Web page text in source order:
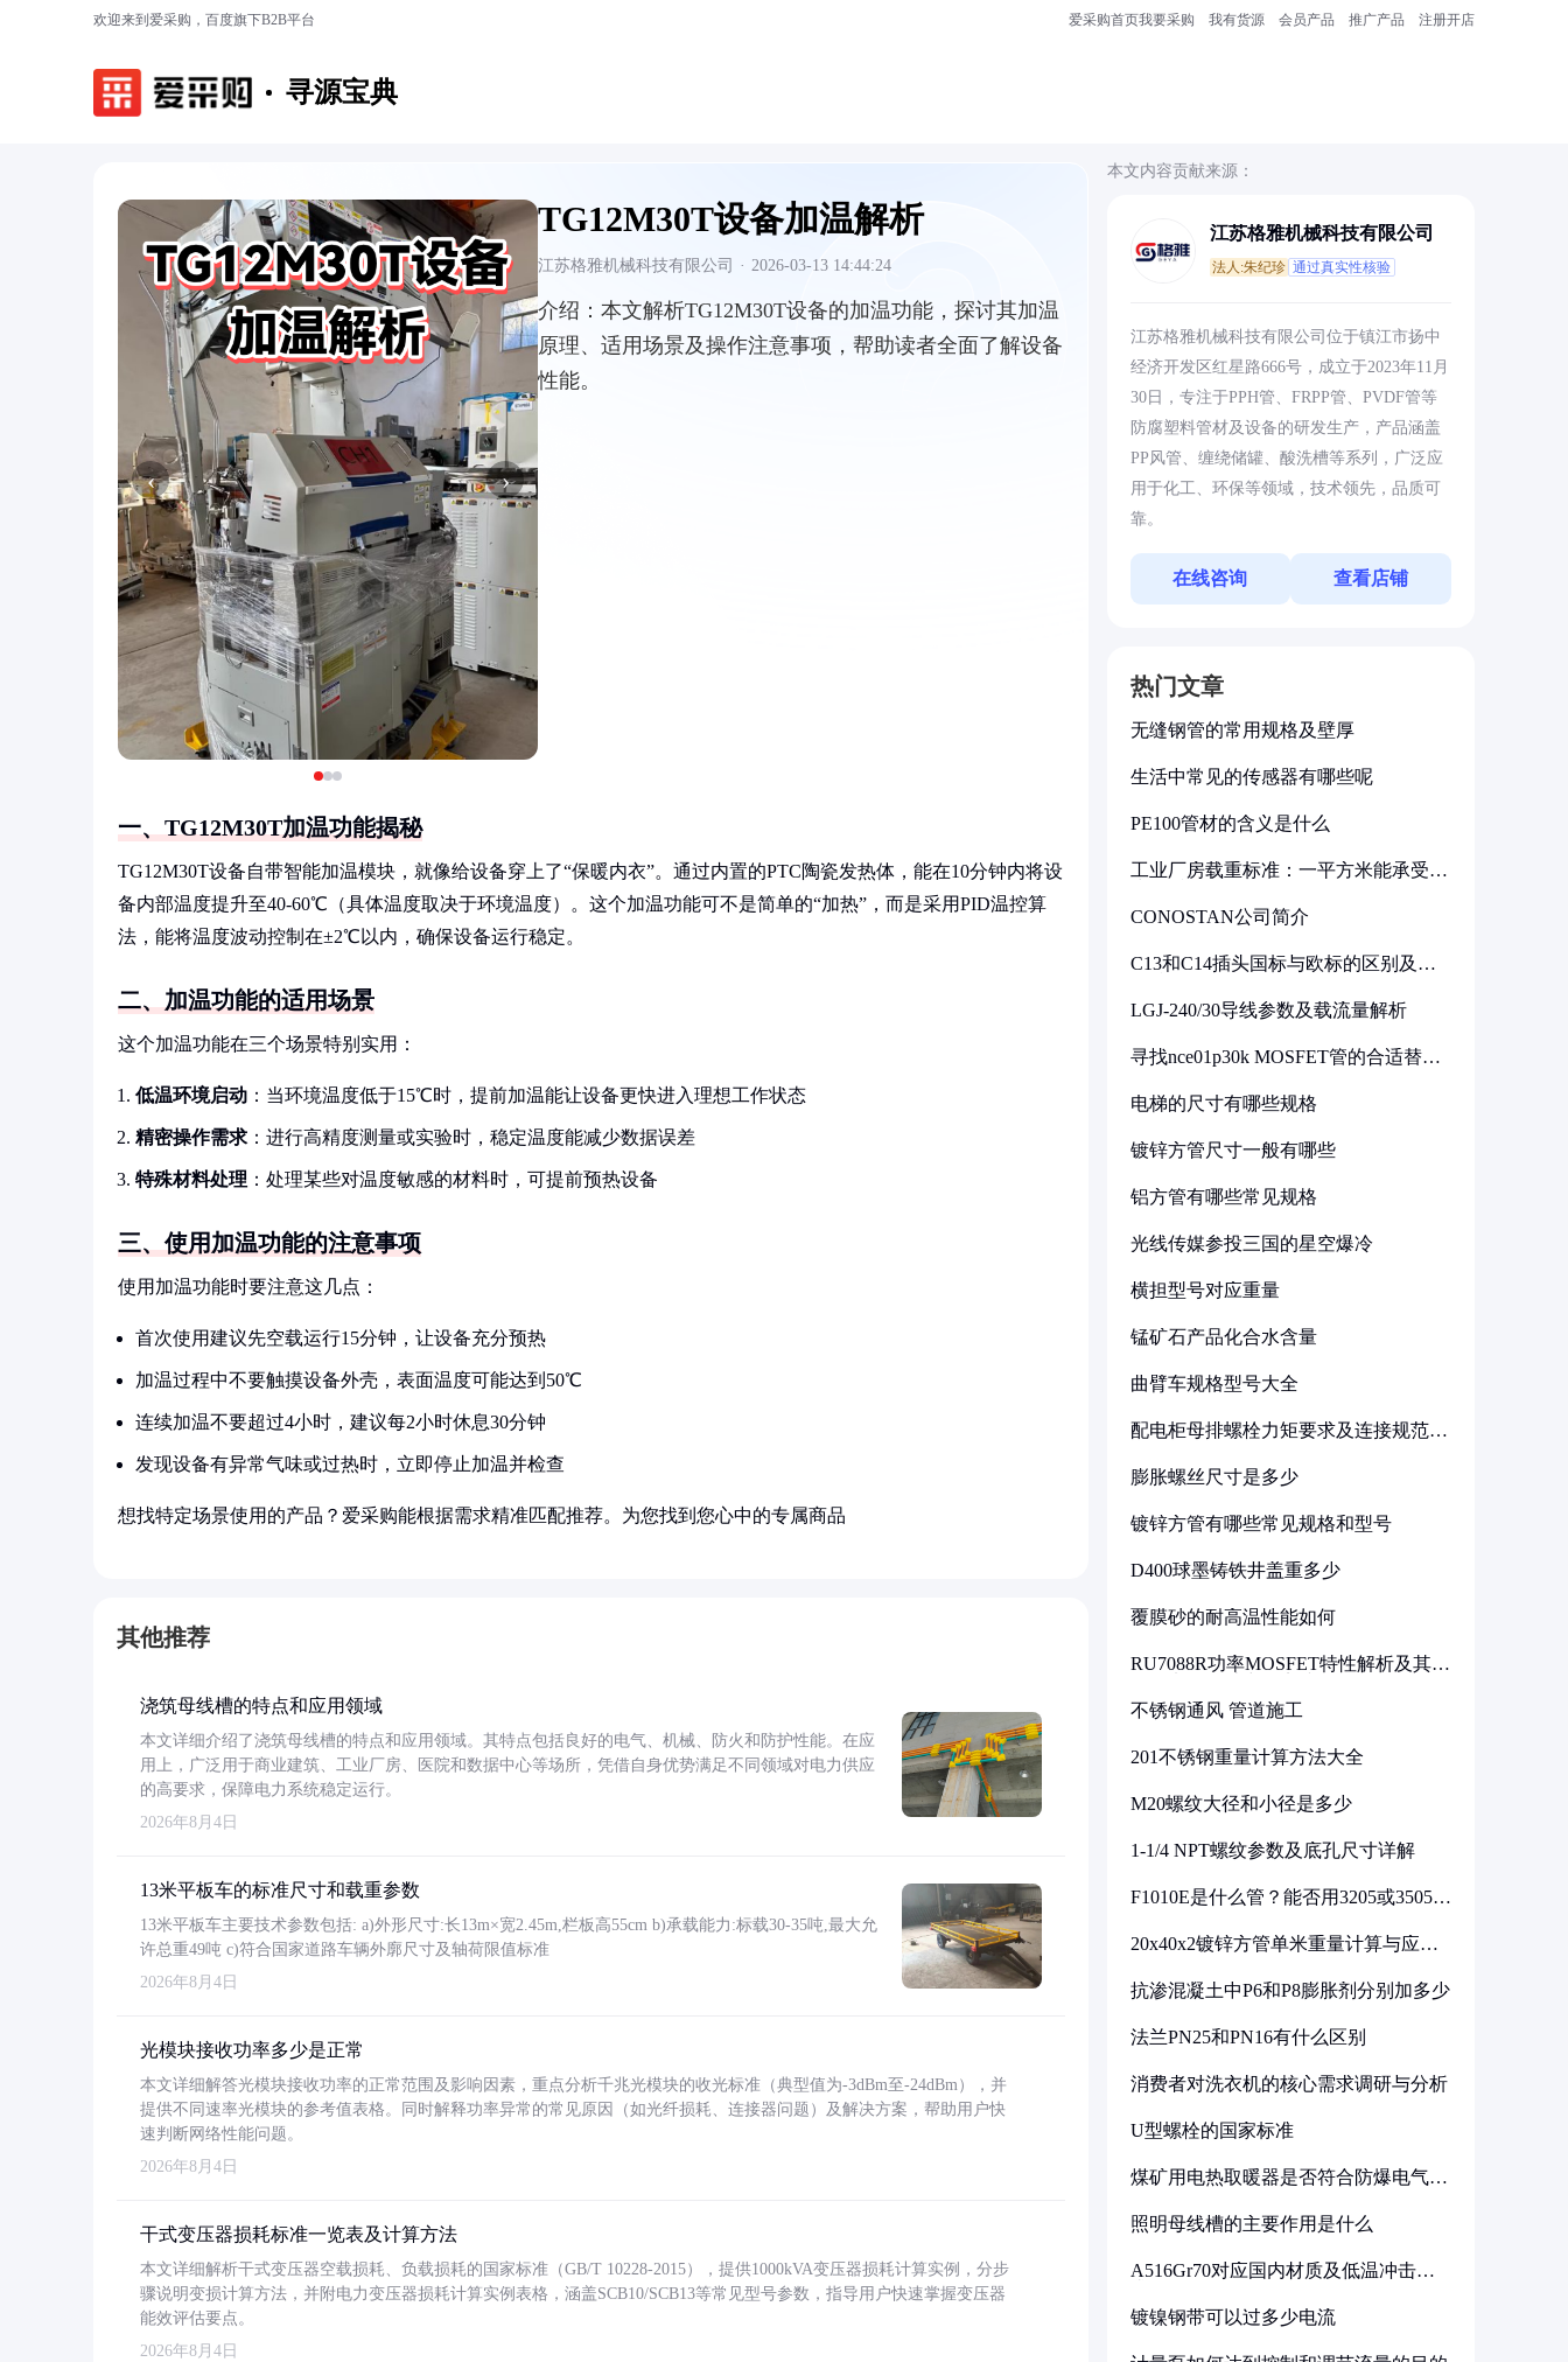
欢迎来到爱采购，百度旗下B2B平台 爱采购首页我要采购 我有货源 会员产品 推广产品 注册开店
寻源宝典
‹ ›
TG12M30T设备加温解析
江苏格雅机械科技有限公司 · 2026-03-13 14:44:24
介绍： 本文解析TG12M30T设备的加温功能，探讨其加温
原理、适用场景及操作注意事项，帮助读者全面了解设备
性能。
一、TG12M30T加温功能揭秘
TG12M30T设备自带智能加温模块，就像给设备穿上了“保暖内衣”。通过内置的PTC陶瓷发热体，能在10分钟内将设
备内部温度提升至40-60℃（具体温度取决于环境温度）。这个加温功能可不是简单的“加热”，而是采用PID温控算
法，能将温度波动控制在±2℃以内，确保设备运行稳定。
二、加温功能的适用场景
这个加温功能在三个场景特别实用：
低温环境启动 ：当环境温度低于15℃时，提前加温能让设备更快进入理想工作状态
精密操作需求 ：进行高精度测量或实验时，稳定温度能减少数据误差
特殊材料处理 ：处理某些对温度敏感的材料时，可提前预热设备
三、使用加温功能的注意事项
使用加温功能时要注意这几点：
首次使用建议先空载运行15分钟，让设备充分预热
加温过程中不要触摸设备外壳，表面温度可能达到50℃
连续加温不要超过4小时，建议每2小时休息30分钟
发现设备有异常气味或过热时，立即停止加温并检查
想找特定场景使用的产品？爱采购能根据需求精准匹配推荐。为您找到您心中的专属商品
其他推荐
浇筑母线槽的特点和应用领域
本文详细介绍了浇筑母线槽的特点和应用领域。其特点包括良好的电气、机械、防火和防护性能。在应
用上，广泛用于商业建筑、工业厂房、医院和数据中心等场所，凭借自身优势满足不同领域对电力供应
的高要求，保障电力系统稳定运行。
2026年8月4日
13米平板车的标准尺寸和载重参数
13米平板车主要技术参数包括: a)外形尺寸:长13m×宽2.45m,栏板高55cm b)承载能力:标载30-35吨,最大允
许总重49吨 c)符合国家道路车辆外廓尺寸及轴荷限值标准
2026年8月4日
光模块接收功率多少是正常
本文详细解答光模块接收功率的正常范围及影响因素，重点分析千兆光模块的收光标准（典型值为-3dBm至-24dBm），并
提供不同速率光模块的参考值表格。同时解释功率异常的常见原因（如光纤损耗、连接器问题）及解决方案，帮助用户快
速判断网络性能问题。
2026年8月4日
干式变压器损耗标准一览表及计算方法
本文详细解析干式变压器空载损耗、负载损耗的国家标准（GB/T 10228-2015），提供1000kVA变压器损耗计算实例，分步
骤说明变损计算方法，并附电力变压器损耗计算实例表格，涵盖SCB10/SCB13等常见型号参数，指导用户快速掌握变压器
能效评估要点。
2026年8月4日
本文内容贡献来源：
江苏格雅机械科技有限公司
法人:朱纪珍 通过真实性核验
江苏格雅机械科技有限公司位于镇江市扬中
经济开发区红星路666号，成立于2023年11月
30日，专注于PPH管、FRPP管、PVDF管等
防腐塑料管材及设备的研发生产，产品涵盖
PP风管、缠绕储罐、酸洗槽等系列，广泛应
用于化工、环保等领域，技术领先，品质可
靠。
在线咨询 查看店铺
热门文章
无缝钢管的常用规格及壁厚
生活中常见的传感器有哪些呢
PE100管材的含义是什么
工业厂房载重标准：一平方米能承受多
CONOSTAN公司简介
C13和C14插头国标与欧标的区别及其
LGJ-240/30导线参数及载流量解析
寻找nce01p30k MOSFET管的合适替代
电梯的尺寸有哪些规格
镀锌方管尺寸一般有哪些
铝方管有哪些常见规格
光线传媒参投三国的星空爆冷
横担型号对应重量
锰矿石产品化合水含量
曲臂车规格型号大全
配电柜母排螺栓力矩要求及连接规范详
膨胀螺丝尺寸是多少
镀锌方管有哪些常见规格和型号
D400球墨铸铁井盖重多少
覆膜砂的耐高温性能如何
RU7088R功率MOSFET特性解析及其在
不锈钢通风 管道施工
201不锈钢重量计算方法大全
M20螺纹大径和小径是多少
1-1/4 NPT螺纹参数及底孔尺寸详解
F1010E是什么管？能否用3205或3505代
20x40x2镀锌方管单米重量计算与应用
抗渗混凝土中P6和P8膨胀剂分别加多少
法兰PN25和PN16有什么区别
消费者对洗衣机的核心需求调研与分析
U型螺栓的国家标准
煤矿用电热取暖器是否符合防爆电气设
照明母线槽的主要作用是什么
A516Gr70对应国内材质及低温冲击要
镀镍钢带可以过多少电流